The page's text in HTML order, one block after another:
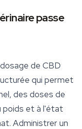
passe
de CBD
qui permet
des doses de
poids et à l'état
Administrer un